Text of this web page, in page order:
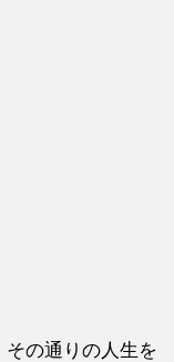
の通りの人生を